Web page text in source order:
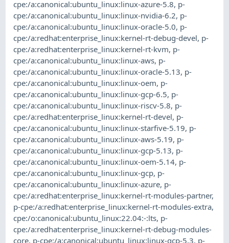
cpe:/a:canonical:ubuntu_linux:linux-azure-5.8, p-
cpe:/a:canonical:ubuntu_linux:linux-nvidia-6.2, p-
cpe:/a:canonical:ubuntu_linux:linux-oracle-5.0, p-
cpe:/a:redhat:enterprise_linux:kernel-rt-debug-devel, p-
cpe:/a:redhat:enterprise_linux:kernel-rt-kvm, p-
cpe:/a:canonical:ubuntu_linux:linux-aws, p-
cpe:/a:canonical:ubuntu_linux:linux-oracle-5.13, p-
cpe:/a:canonical:ubuntu_linux:linux-oem, p-
cpe:/a:canonical:ubuntu_linux:linux-gcp-6.5, p-
cpe:/a:canonical:ubuntu_linux:linux-riscv-5.8, p-
cpe:/a:redhat:enterprise_linux:kernel-rt-devel, p-
cpe:/a:canonical:ubuntu_linux:linux-starfive-5.19, p-
cpe:/a:canonical:ubuntu_linux:linux-aws-5.19, p-
cpe:/a:canonical:ubuntu_linux:linux-gcp-5.13, p-
cpe:/a:canonical:ubuntu_linux:linux-oem-5.14, p-
cpe:/a:canonical:ubuntu_linux:linux-gcp, p-
cpe:/a:canonical:ubuntu_linux:linux-azure, p-
cpe:/a:redhat:enterprise_linux:kernel-rt-modules-partner,
p-cpe:/a:redhat:enterprise_linux:kernel-rt-modules-extra,
cpe:/o:canonical:ubuntu_linux:22.04:-:lts, p-
cpe:/a:redhat:enterprise_linux:kernel-rt-debug-modules-
core, p-cpe:/a:canonical:ubuntu_linux:linux-gcp-5.3, p-